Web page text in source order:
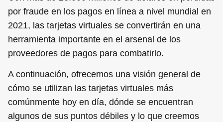
por fraude en los pagos en línea a nivel mundial en
2021, las tarjetas virtuales se convertirán en una
herramienta importante en el arsenal de los
proveedores de pagos para combatirlo.
A continuación, ofrecemos una visión general de
cómo se utilizan las tarjetas virtuales más
comúnmente hoy en día, dónde se encuentran
algunos de sus puntos débiles y lo que creemos